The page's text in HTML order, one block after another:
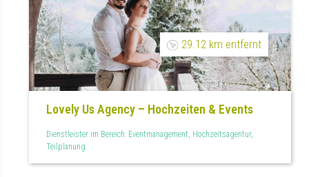
29.12 km entfernt
Lovely Us Agency – Hochzeiten & Events
Dienstleister im Bereich: Eventmanagement, Hochzeitsagentur,
Teilplanung